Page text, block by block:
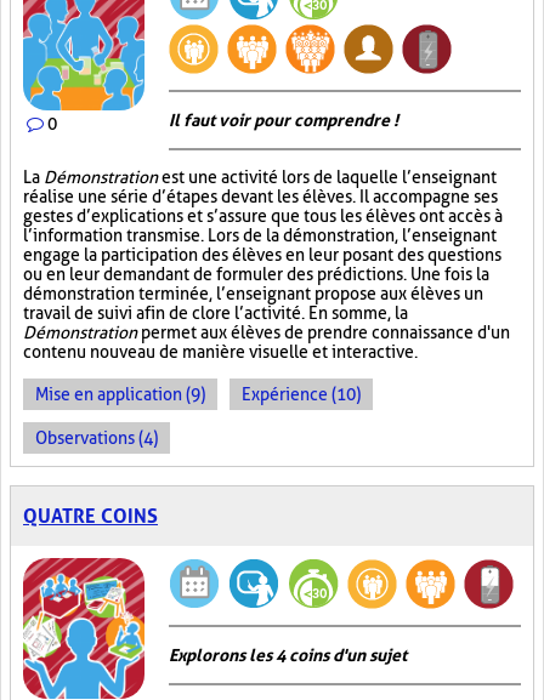
0 Il faut voir pour comprendre !
La Démonstrationest une activité lors de laquelle l’enseignant
réalise une série d’étapes devant les élèves. Il accompagne ses
gestes d’explications et s’assure que tous les élèves ont accès à
l’information transmise. Lors de la démonstration, l’enseignant
engage la participation des élèves en leur posant des questions
ou en leur demandant de formuler des prédictions. Une fois la
démonstration terminée, l’enseignant propose aux élèves un
travail de suivi afin de clore l’activité. En somme, la
Démonstrationpermet aux élèves de prendre connaissance d'un
contenu nouveau de manière visuelle et interactive.
Mise en application (9) Expérience (10)
Observations (4)
QUATRE COINS
Explorons les 4 coins d'un sujet